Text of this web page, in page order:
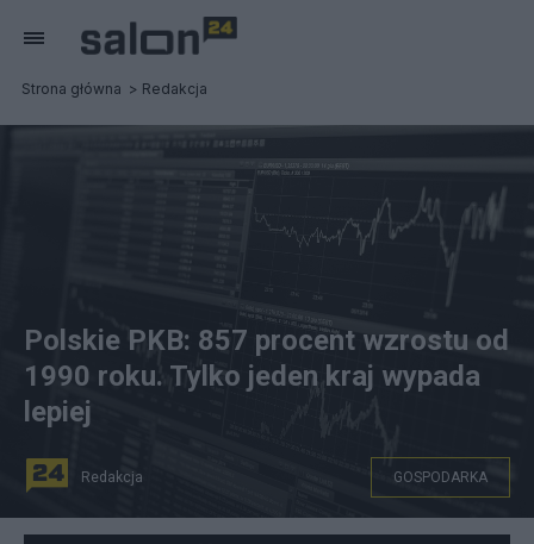
Strona główna Redakcja
Zdjęcie: Pixabay
Polskie PKB: 857 procent wzrostu od
1990 roku. Tylko jeden kraj wypada
lepiej
Redakcja GOSPODARKA